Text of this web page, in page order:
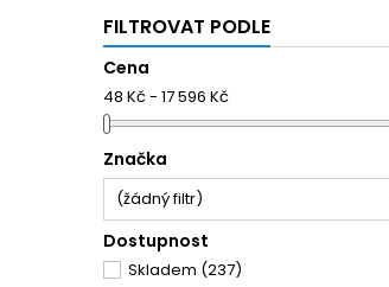
FILTROVAT PODLE
Cena
48 Kč - 17 596 Kč
Značka
(žádný filtr)
Dostupnost
Skladem (237)